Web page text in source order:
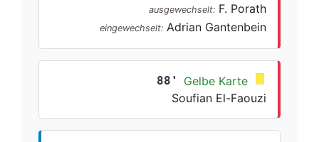
ausgewechselt: F. Porath
eingewechselt: Adrian Gantenbein
88'
Gelbe Karte
Soufian El-Faouzi